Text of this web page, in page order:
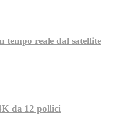
tempo reale dal satellite
da 12 pollici